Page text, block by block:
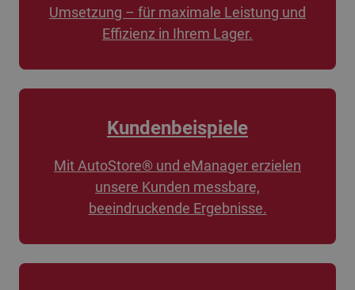
Umsetzung – für maximale Leistung und
Effizienz in Ihrem Lager.
Kundenbeispiele
Mit AutoStore® und eManager erzielen
unsere Kunden messbare,
beeindruckende Ergebnisse.